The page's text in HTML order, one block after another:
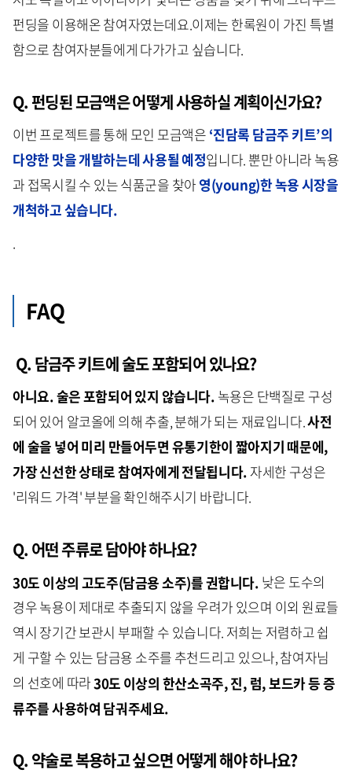
펀딩을 이용해온 참여자였는데요.이제는 한록원이 가진 특별
함으로 참여자분들에게 다가가고 싶습니다.
Q. 펀딩된 모금액은 어떻게 사용하실 계획이신가요?
이번 프로젝트를 통해 모인 모금액은 ‘진담록 담금주 키트’의
다양한 맛을 개발하는데 사용될 예정입니다. 뿐만 아니라 녹용
과 접목시킬 수 있는 식품군을 찾아 영(young)한 녹용 시장을
개척하고 싶습니다.
.
FAQ
Q. 담금주 키트에 술도 포함되어 있나요?
아니요. 술은 포함되어 있지 않습니다. 녹용은 단백질로 구성
되어 있어 알코올에 의해 추출, 분해가 되는 재료입니다.사전
에 술을 넣어 미리 만들어두면 유통기한이 짧아지기 때문에,
가장 신선한 상태로 참여자에게 전달됩니다. 자세한 구성은
'리워드 가격' 부분을 확인해주시기 바랍니다.
Q. 어떤 주류로 담아야 하나요?
30도 이상의 고도주(담금용 소주)를권합니다. 낮은 도수의
경우 녹용이 제대로 추출되지 않을 우려가 있으며 이외 원료들
역시 장기간 보관시 부패할 수 있습니다. 저희는 저렴하고 쉽
게 구할 수 있는 담금용 소주를 추천드리고 있으나, 참여자님
의 선호에 따라30도 이상의 한산소곡주, 진, 럼, 보드카 등 증
류주를 사용하여 담궈주세요.
Q. 약술로 복용하고 싶으면 어떻게 해야 하나요?